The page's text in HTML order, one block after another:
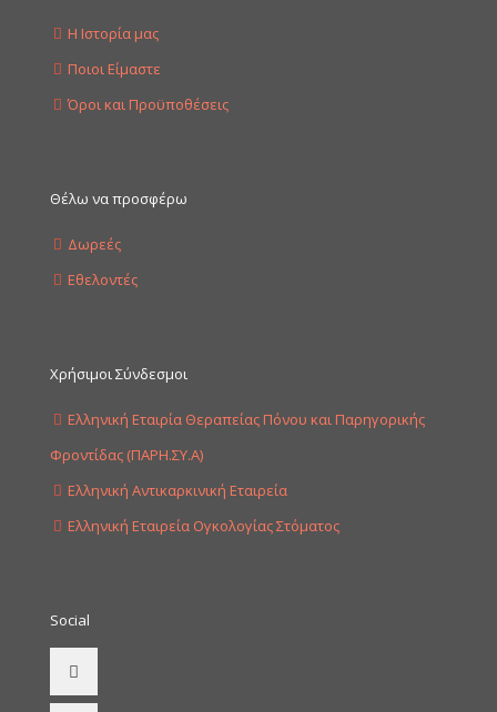
Η Ιστορία μας
Ποιοι Είμαστε
Όροι και Προϋποθέσεις
Θέλω να προσφέρω
Δωρεές
Εθελοντές
Χρήσιμοι Σύνδεσμοι
Ελληνική Εταιρία Θεραπείας Πόνου και Παρηγορικής
Φροντίδας (ΠΑΡΗ.ΣΥ.Α)
Ελληνική Αντικαρκινική Εταιρεία
Ελληνική Εταιρεία Ογκολογίας Στόματος
Social